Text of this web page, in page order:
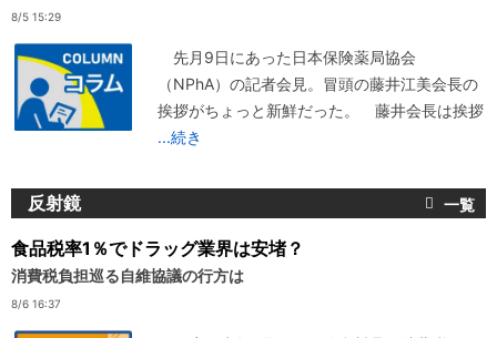
8/5 15:29
先月9日にあった日本保険薬局協会
（NPhA）の記者会見。冒頭の藤井江美会長の
挨拶がちょっと新鮮だった。 藤井会長は挨拶
...続き
反射鏡
食品税率1％でドラッグ業界は安堵？
消費税負担巡る自維協議の行方は
8/6 16:37